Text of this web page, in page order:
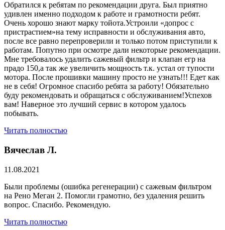
Обратился к ребятам по рекомендации друга. Был приятно
удивлен именно подходом к работе и грамотности ребят.
Очень хорошо знают марку тойота.Устроили «допрос с
пристрастием»на тему исправности и обслуживания авто,
после все равно перепроверили и только потом приступили к
работам. Попутно при осмотре дали некоторые рекомендации.
Мне требовалось удалить сажевый фильтр и клапан егр на
прадо 150,а так же увеличить мощность т.к. устал от тупости
мотора. После прошивки машину просто не узнать!!! Едет как
не в себя! Огромное спасибо ребята за работу! Обязательно
буду рекомендовать и обращаться с обслуживанием!Успехов
вам! Наверное это лучший сервис в котором удалось
побывать.
Читать полностью
Вячеслав Л.
11.08.2021
Были проблемы (ошибка регенерации) с сажевым фильтром
на Рено Меган 2. Помогли грамотно, без удаления решить
вопрос. Спасибо. Рекомендую.
Читать полностью